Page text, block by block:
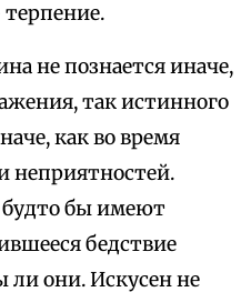
терпение.
не познается иначе,
так истинного
как во время
неприятностей.
будто бы имеют
бедствие
ли они. Искусен не